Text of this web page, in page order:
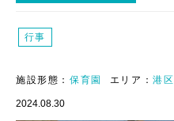
行事
施設形態： 保育園 エリア：港区
2024.08.30